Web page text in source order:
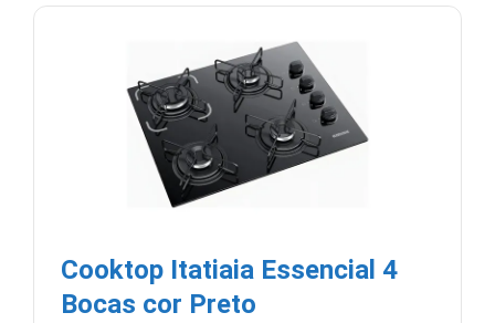
Cooktop Itatiaia Essencial 4
Bocas cor Preto